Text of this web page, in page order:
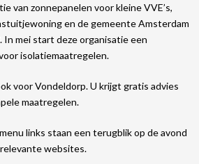
van zonnepanelen voor kleine VVE’s,
en de gemeente Amsterdam
mei start deze organisatie een
isolatiemaatregelen.
voor Vondeldorp. U krijgt gratis advies
maatregelen.
links staan een terugblik op de avond
websites.